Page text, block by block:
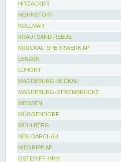
HITZACKER
HOHNSTORF
KOLLMAR
KRAUTSAND REEDE
KRÜCKAU-SPERRWERK AP
LENZEN
LÜHORT
MAGDEBURG-BUCKAU
MAGDEBURG-STROMBRÜCKE
MEISSEN
MÜGGENDORF
MÜHLBERG
NEU DARCHAU
NIEGRIPP AP
OSTERIFF MPM